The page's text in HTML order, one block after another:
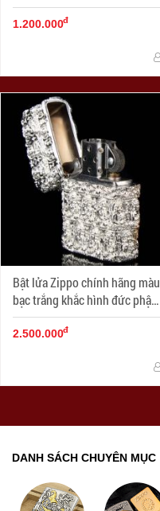
1.200.000đ
Bật lửa Zippo chính hãng màu
bạc trắng khắc hình đức phật
cổ
2.500.000đ
DANH SÁCH CHUYÊN MỤC